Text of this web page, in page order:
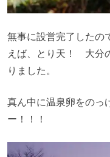
無事に設営完了したの
えば、とり天！ 大分
りました。
真ん中に温泉卵をのっ
ー！！！